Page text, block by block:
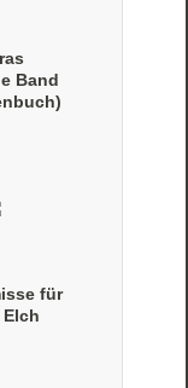
Band
für